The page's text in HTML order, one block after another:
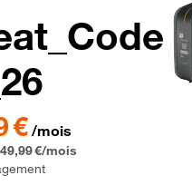
€/mois
49,99 €/mois